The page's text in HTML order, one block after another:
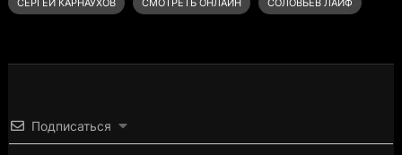
СЕРГЕЙ КАРНАУХОВ СМОТРЕТЬ ОНЛАЙН СОЛОВЬЕВ ЛАЙФ
Подписаться